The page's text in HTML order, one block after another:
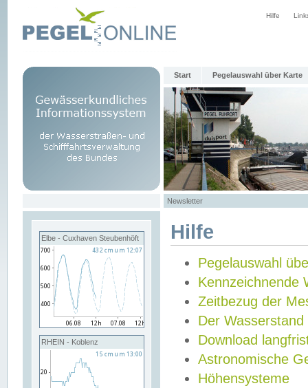
Hilfe
Start Pegelauswahl über Karte
Newsletter
Elbe - Cuxhaven Steubenhöft
RHEIN - Koblenz
Hilfe
Pegelauswahl
Kennzeichnende
Zeitbezug der
Der Wasserstand
Download
Astronomische
Höhensysteme